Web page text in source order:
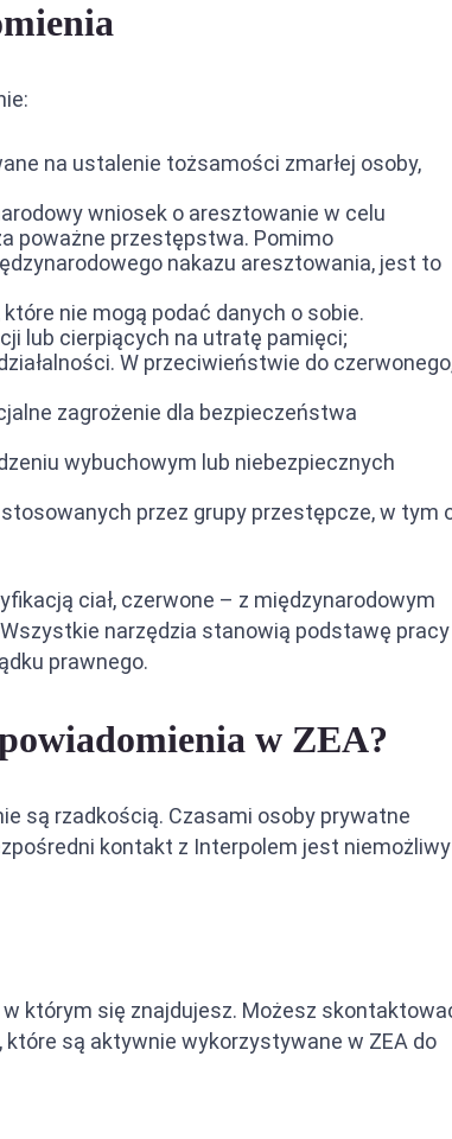
na ustalenie tożsamości zmarłej osoby,
wniosek o aresztowanie w celu
poważne przestępstwa. Pomimo
nakazu aresztowania, jest to
nie mogą podać danych o sobie.
lub cierpiących na utratę pamięci;
W przeciwieństwie do
zagrożenie dla bezpieczeństwa
wybuchowym lub niebezpiecznych
przez grupy przestępcze, w tym
ciał, czerwone – z międzynarodowym
narzędzia stanowią podstawę pracy
prawnego.
w ZEA?
są rzadkością. Czasami osoby prywatne
kontakt z Interpolem jest niemożliwy
którym się znajdujesz. Możesz
są aktywnie wykorzystywane w ZEA do